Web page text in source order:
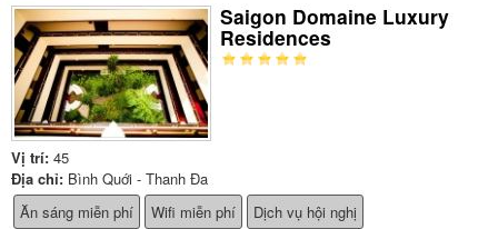
Saigon Domaine Luxury
Residences
Vị trí: 45
Địa chỉ: Bình Quới - Thanh Đa
Ăn sáng miễn phí
Wifi miễn phí Dịch vụ hội nghị